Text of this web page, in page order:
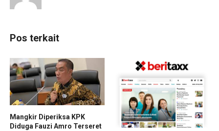
Pos terkait
Mangkir Diperiksa KPK
Diduga Fauzi Amro Terseret